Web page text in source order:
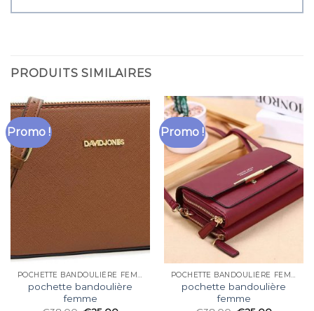
PRODUITS SIMILAIRES
Promo !
POCHETTE BANDOULIÈRE FEMME
pochette bandoulière
femme
Promo !
POCHETTE BANDOULIÈRE FEMME
pochette bandoulière
femme